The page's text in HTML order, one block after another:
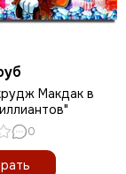
Макдак в
0